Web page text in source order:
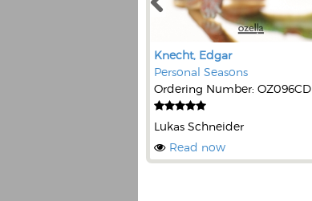
Knecht, Edgar
Personal Seasons
Ordering Number: OZ096CD
Lukas Schneider
Read now